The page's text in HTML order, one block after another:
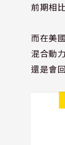
前期相
而在美
混合動
還是會